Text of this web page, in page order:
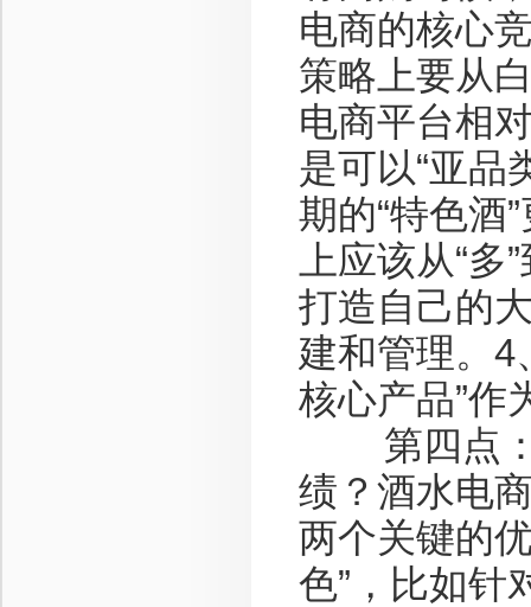
电商的核心
策略上要从
电商平台相
是可以“亚品
期的“特色酒
上应该从“
打造自己的
建和管理。4
核心产品”作
第四点：
绩？酒水电
两个关键的
色”，比如针